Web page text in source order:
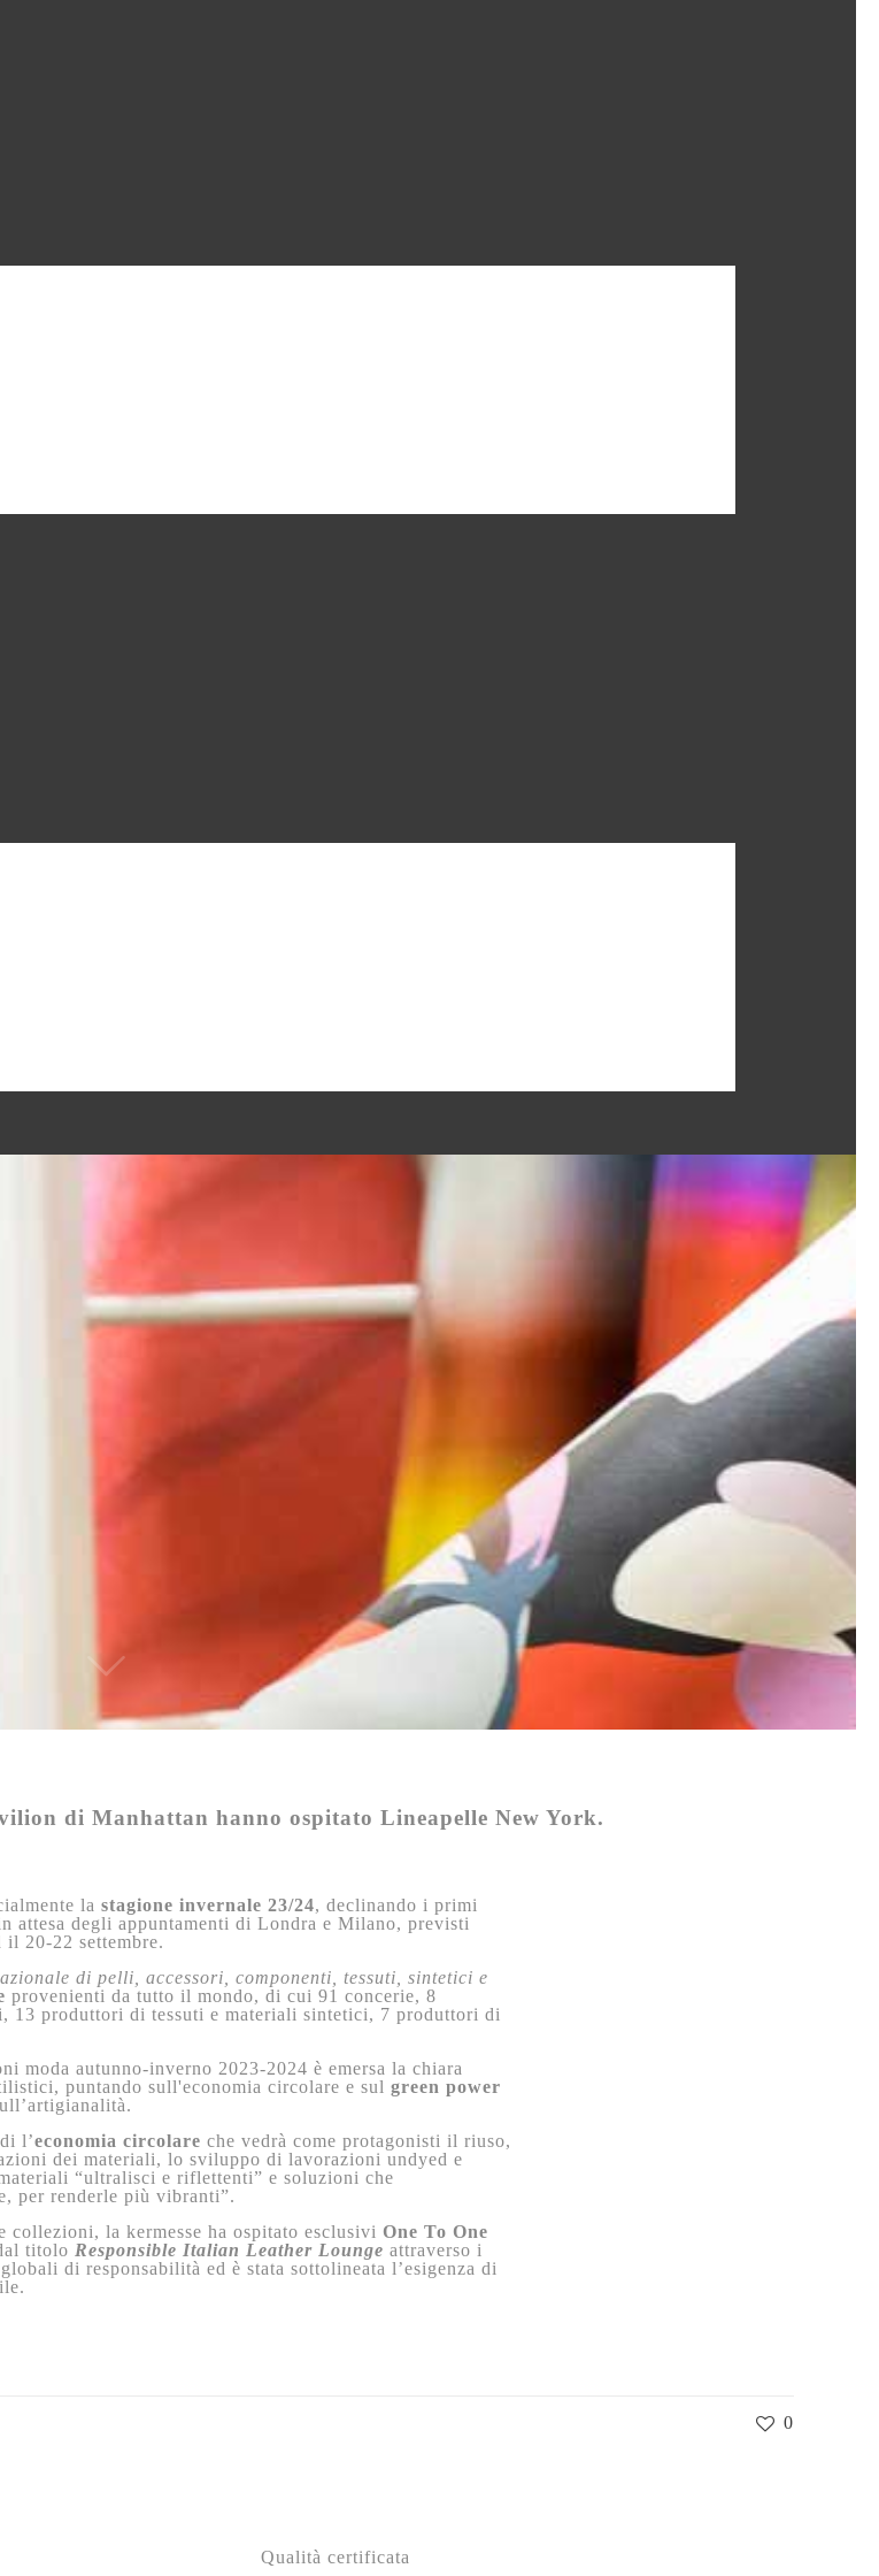
di Manhattan hanno ospitato Lineapelle New York.
la stagione invernale 23/24, declinando i primi
attesa degli appuntamenti di Londra e Milano, previsti
il 20-22 settembre.
di pelli, accessori, componenti, tessuti, sintetici e
provenienti da tutto il mondo, di cui 91 concerie, 8
13 produttori di tessuti e materiali sintetici, 7 produttori di
moda autunno-inverno 2023-2024 è emersa la chiara
puntando sull'economia circolare e sul green power
l’economia circolare che vedrà come protagonisti il riuso,
dei materiali, lo sviluppo di lavorazioni undyed e
“ultralisci e riflettenti” e soluzioni che
per renderle più vibranti”.
collezioni, la kermesse ha ospitato esclusivi One To One
titolo Responsible Italian Leather Lounge attraverso i
di responsabilità ed è stata sottolineata l’esigenza di
0
Qualità certificata